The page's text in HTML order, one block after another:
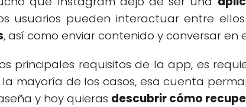
usuarios pueden interactuar entre ellos
, así como enviar contenido y conversar en
principales requisitos de la app, es
la mayoría de los casos, esa cuenta
y hoy quieras descubrir cómo